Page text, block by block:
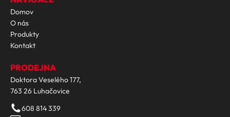
Domov
O nás
Produkty
Kontakt
PRODEJNA
Doktora Veselého 177,
763 26 Luhačovice
608 814 339